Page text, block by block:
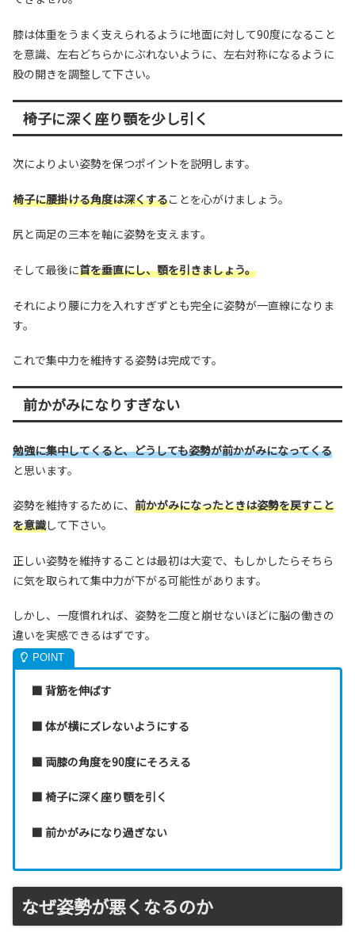
膝は体重をうまく支えられるように地面に対して90度になること
を意識、左右どちらかにぶれないように、左右対称になるように
股の開きを調整して下さい。
椅子に深く座り顎を少し引く
次によりよい姿勢を保つポイントを説明します。
椅子に腰掛ける角度は深くすることを心がけましょう。
尻と両足の三本を軸に姿勢を支えます。
そして最後に首を垂直にし、顎を引きましょう。
それにより腰に力を入れすぎずとも完全に姿勢が一直線になりま
す。
これで集中力を維持する姿勢は完成です。
前かがみになりすぎない
勉強に集中してくると、どうしても姿勢が前かがみになってくる
と思います。
姿勢を維持するために、 前かがみになったときは姿勢を戻すこと
を意識して下さい。
正しい姿勢を維持することは最初は大変で、もしかしたらそちら
に気を取られて集中力が下がる可能性があります。
しかし、一度慣れれば、姿勢を二度と崩せないほどに脳の働きの
違いを実感できるはずです。
■ 背筋を伸ばす
■ 体が横にズレないようにする
■ 両膝の角度を90度にそろえる
■ 椅子に深く座り顎を引く
■ 前かがみになり過ぎない
なぜ姿勢が悪くなるのか